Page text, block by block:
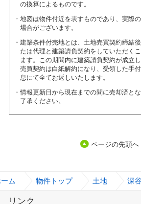
の換算によるものです。
地図は物件付近を表すものであり、実際
場合がございます。
建築条件付売地とは、土地売買契約締結
たは代理と建築請負契約をしていただく
ます。この期間内に建築請負契約が成立
売買契約は白紙解約になり、受領した手
息にて全てお返しいたします。
情報更新日から現在までの間に売却済と
了承ください。
ページの先頭へ
ム 物件トップ 土地 深
リンク